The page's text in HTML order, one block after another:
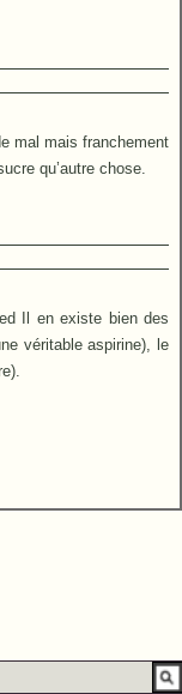
mal mais franchement
qu’autre chose.
Il en existe bien des
véritable aspirine), le